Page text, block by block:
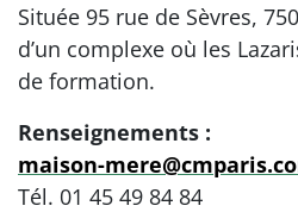
Située 95 rue de Sèvres,
d’un complexe où les
de formation.
Renseignements :
maison-
Tél. 01 45 49 84 84